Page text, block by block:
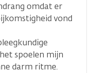
omdat er
vond
spoelen mijn
darm ritme.